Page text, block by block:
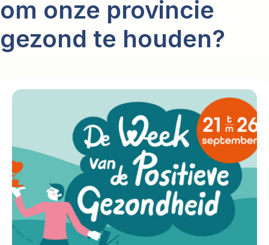
om onze provincie
gezond te houden?